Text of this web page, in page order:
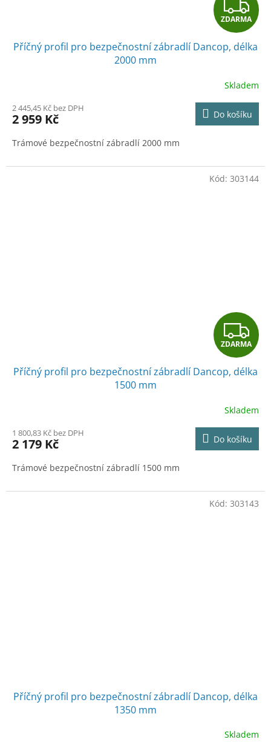
Z
D
A
R
M
A
ZDARMA
Příčný profil pro bezpečnostní zábradlí Dancop, délka
2000 mm
Skladem
2 445,45 Kč bez DPH
2 959 Kč Do košíku
Trámové bezpečnostní zábradlí 2000 mm
Z
D
A
R
M
A
ZDARMA
Příčný profil pro bezpečnostní zábradlí Dancop, délka
1500 mm
Skladem
1 800,83 Kč bez DPH
2 179 Kč Do košíku
Trámové bezpečnostní zábradlí 1500 mm
Kód: 303144
Příčný profil pro bezpečnostní zábradlí Dancop, délka
1350 mm
Skladem
Kód: 303143